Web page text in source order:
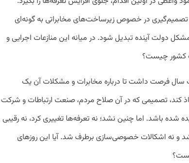
تصمیم‌گیری در خصوص زیرساخت‌های مخابراتی به گونه‌ای
دولت آینده تبدیل شود. در میانه این منازعات اجرایی و
کشور چیست؟
فرصت داشت تا درباره مخابرات و مشکلات آن یک
کند، تصمیمی که در آن صلاح مردم، صنعت ارتباطات و شرکت
شده باشد. اما چنین نشد؛ نه تعرفه‌ها تغییری کرد، نه رقیبی
و نه اشکالات خصوصی‌سازی برطرف شد. آیا این روزهای